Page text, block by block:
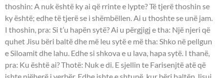
thoshin: A nuk është ky ai që rrinte e lypte? Të tjerë thoshin se
ky është; edhe të tjerë se i shëmbëllen. Ai u thoshte se unë jam.
I thoshin, pra: Si t’u hapën sytë? Ai u përgjigj e tha: Një njeri që
quhet Jisu bëri baltë dhe më leu sytë e më tha: Shko në pellgun
e Siloamit dhe lahu. Edhe si shkova e u lava, hapa sytë. I thanë,
pra: Ku është ai? Thotë: Nuk e di. E sjellin te Farisenjtë atë që